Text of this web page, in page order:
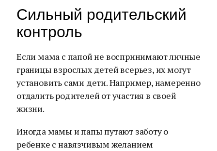
Сильный родительский
контроль
Если мама с папой не воспринимают личные
границы взрослых детей всерьез, их могут
установить сами дети. Например, намеренно
отдалить родителей от участия в своей
жизни.
Иногда мамы и папы путают заботу о
ребенке с навязчивым желанием